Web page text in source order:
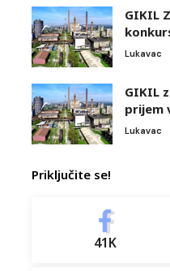
GIKIL
Lukavac
GIKIL
prijem
Lukavac
Priključite se!
41K